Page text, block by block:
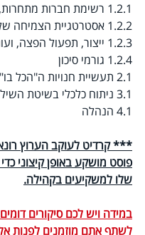
1.2.1 רשימת חברות מתחרות, והשווא ה
1.2.2 אסטרטגיית הצמיחה שלנו
1.2.3 ייצור, תפעול הפצה, ועונתיות
1.2.4 גורמי סיכון
2.1 תעשיית חנויות ה"הכל בו"
3.1 ניתוח כלכלי בשיטת השילובים
4.1 הנהלה
*** קרדיט לעוקב הערוץ
פוסט מושקע באופן קיצוני
שלו למשקיעים בקהילה.
במידה ויש לכם סיקורים
לשתף אתם מוזמנים לפנות